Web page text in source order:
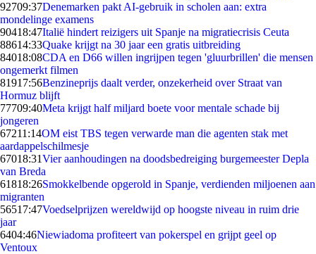
92709:37Denemarken pakt AI-gebruik in scholen aan: extra
mondelinge examens
90418:47Italië hindert reizigers uit Spanje na migratiecrisis Ceuta
88614:33Quake krijgt na 30 jaar een gratis uitbreiding
84018:08CDA en D66 willen ingrijpen tegen 'gluurbrillen' die mensen
ongemerkt filmen
81917:56Benzineprijs daalt verder, onzekerheid over Straat van
Hormuz blijft
77709:40Meta krijgt half miljard boete voor mentale schade bij
jongeren
67211:14OM eist TBS tegen verwarde man die agenten stak met
aardappelschilmesje
67018:31Vier aanhoudingen na doodsbedreiging burgemeester Depla
van Breda
61818:26Smokkelbende opgerold in Spanje, verdienden miljoenen aan
migranten
56517:47Voedselprijzen wereldwijd op hoogste niveau in ruim drie
jaar
6404:46Niewiadoma profiteert van pokerspel en grijpt geel op
Ventoux